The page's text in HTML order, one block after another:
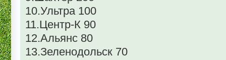
10.Ультра 100
11.Центр-К 90
12.Альянс 80
13.Зеленодольск 70